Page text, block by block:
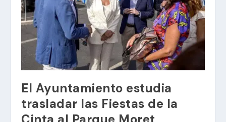
El Ayuntamiento estudia
trasladar las Fiestas de la